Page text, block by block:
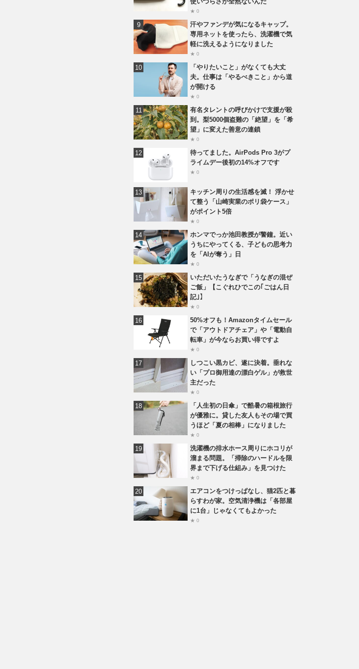
★ 0
汗やファンデが気になるキャップ。
専用ネットを使ったら、洗濯機で気
軽に洗えるようになりました
★ 0
「やりたいこと」がなくても大丈
夫。仕事は「やるべきこと」から道
が開ける
★ 0
有名タレントの呼びかけで支援が殺
到。梨5000個盗難の「絶望」を「希
望」に変えた善意の連鎖
★ 0
待ってました。AirPods Pro 3がプ
ライムデー後初の14%オフです
★ 0
キッチン周りの生活感を滅！ 浮かせ
て整う「山崎実業のポリ袋ケース」
がポイント5倍
★ 0
ホンマでっか池田教授が警鐘。近い
うちにやってくる、子どもの思考力
を「AIが奪う」日
★ 0
いただいたうなぎで「うなぎの混ぜ
ご飯」【こぐれひでこの｢ごはん日
記｣】
★ 0
50%オフも！Amazonタイムセール
で「アウトドアチェア」や「電動自
転車」が今ならお買い得ですよ
★ 0
しつこい黒カビ、遂に決着。垂れな
い「プロ御用達の漂白ゲル」が救世
主だった
★ 0
「人生初の日傘」で酷暑の箱根旅行
が優雅に。貸した友人もその場で買
うほど「夏の相棒」になりました
★ 0
洗濯機の排水ホース周りにホコリが
溜まる問題。「掃除のハードルを限
界まで下げる仕組み」を見つけた
★ 0
エアコンをつけっぱなし、猫2匹と暮
らすわが家。空気清浄機は「各部屋
に1台」じゃなくてもよかった
★ 0